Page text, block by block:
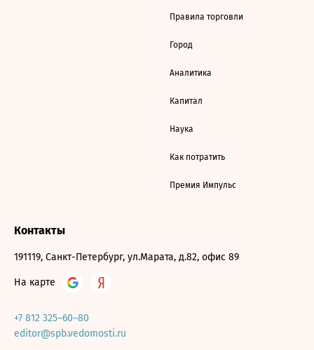
Правила торговли
Город
Аналитика
Капитал
Наука
Как потратить
Премия Импульс
Контакты
191119, Санкт-Петербург, ул.Марата, д.82, офис 89
На карте
+7 812 325–60–80
editor@spb.vedomosti.ru